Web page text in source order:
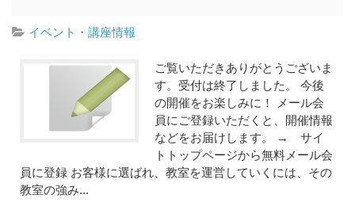
イベント・講座情報
ご覧いただきありがとうございま
す。受付は終了しました。 今後
の開催をお楽しみに！ メール会
員にご登録いただくと、開催情報
などをお届けします。 → サイ
トトップページから無料メール会
員に登録 お客様に選ばれ、教室を運営していくには、その
教室の強み...